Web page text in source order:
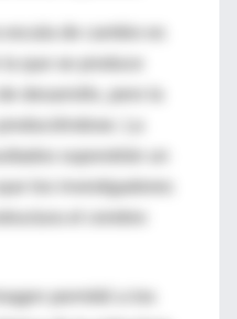
de cambio es
que se produce
supondrán un
los investigadores
permitió a los